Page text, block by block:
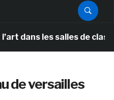
salles de classe des
de versailles